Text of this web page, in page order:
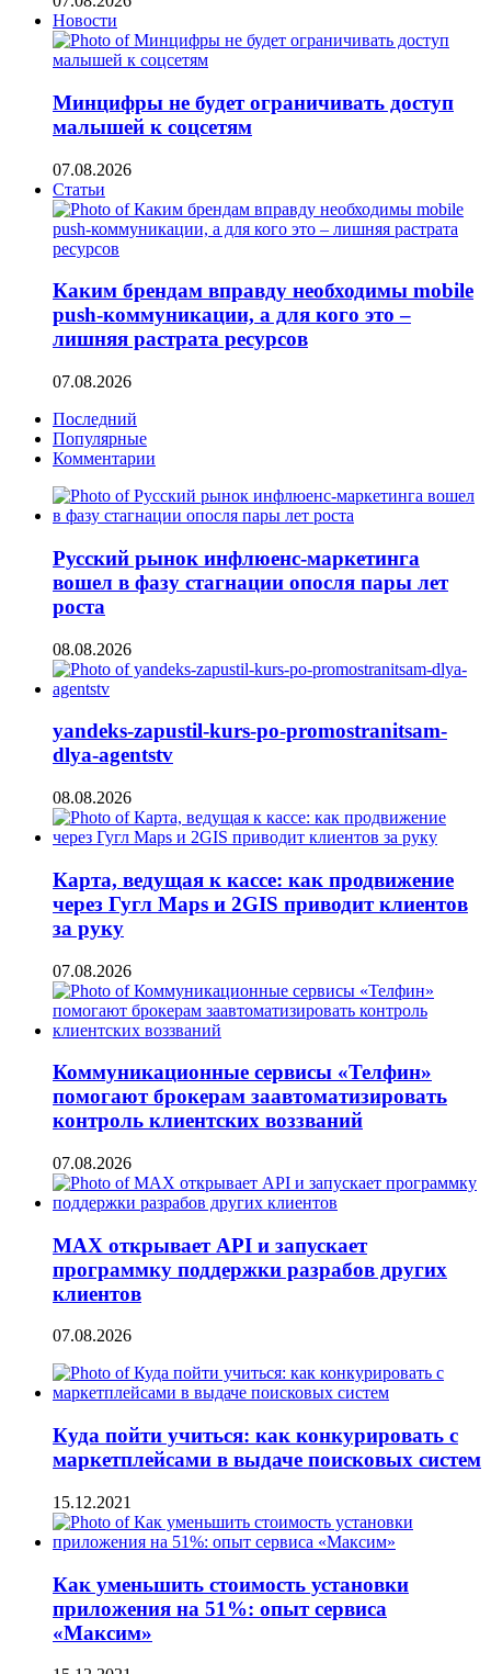
Новости
Минцифры не будет ограничивать доступ
малышей к соцсетям
07.08.2026
Статьи
Каким брендам вправду необходимы mobile
push-коммуникации, а для кого это –
лишняя растрата ресурсов
07.08.2026
Последний
Популярные
Комментарии
Русский рынок инфлюенс-маркетинга
вошел в фазу стагнации опосля пары лет
роста
08.08.2026
yandeks-zapustil-kurs-po-promostranitsam-
dlya-agentstv
08.08.2026
Карта, ведущая к кассе: как продвижение
через Гугл Maps и 2GIS приводит клиентов
за руку
07.08.2026
Коммуникационные сервисы «Телфин»
помогают брокерам заавтоматизировать
контроль клиентских воззваний
07.08.2026
MAX открывает API и запускает
программку поддержки разрабов других
клиентов
07.08.2026
Куда пойти учиться: как конкурировать с
маркетплейсами в выдаче поисковых систем
15.12.2021
Как уменьшить стоимость установки
приложения на 51%: опыт сервиса
«Максим»